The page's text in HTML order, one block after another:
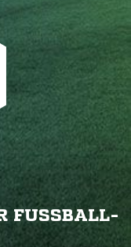
FUSSBALL-V